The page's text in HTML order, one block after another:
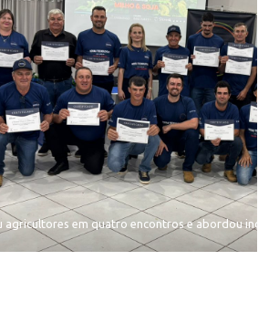
agricultores em quatro encontros e abordou